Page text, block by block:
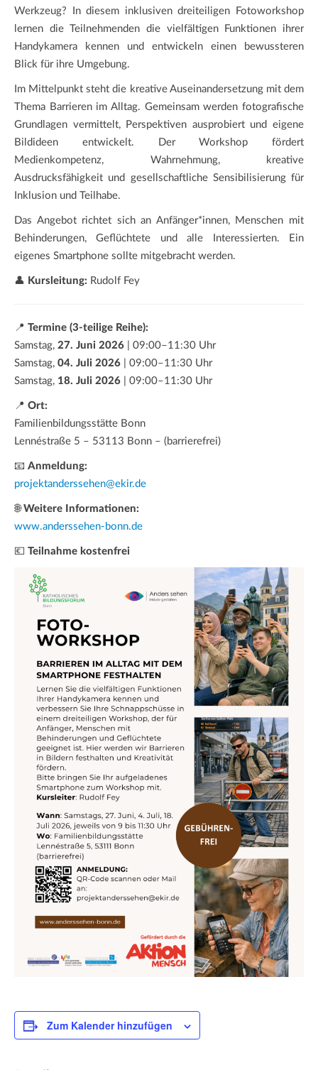
Werkzeug? In diesem inklusiven dreiteiligen Fotoworkshop
lernen die Teilnehmenden die vielfältigen Funktionen ihrer
Handykamera kennen und entwickeln einen bewussteren
Blick für ihre Umgebung.
Im Mittelpunkt steht die kreative Auseinandersetzung mit dem
Thema Barrieren im Alltag. Gemeinsam werden fotografische
Grundlagen vermittelt, Perspektiven ausprobiert und eigene
Bildideen entwickelt. Der Workshop fördert
Medienkompetenz, Wahrnehmung, kreative
Ausdrucksfähigkeit und gesellschaftliche Sensibilisierung für
Inklusion und Teilhabe.
Das Angebot richtet sich an Anfänger*innen, Menschen mit
Behinderungen, Geflüchtete und alle Interessierten. Ein
eigenes Smartphone sollte mitgebracht werden.
👤 Kursleitung: Rudolf Fey
📍 Termine (3-teilige Reihe):
Samstag, 27. Juni 2026 | 09:00–11:30 Uhr
Samstag, 04. Juli 2026 | 09:00–11:30 Uhr
Samstag, 18. Juli 2026 | 09:00–11:30 Uhr
📍 Ort:
Familienbildungsstätte Bonn
Lennéstraße 5 – 53113 Bonn – (barrierefrei)
📧 Anmeldung:
projektanderssehen@ekir.de
🌐Weitere Informationen:
www.anderssehen-bonn.de
💶 Teilnahme kostenfrei
Zum Kalender hinzufügen